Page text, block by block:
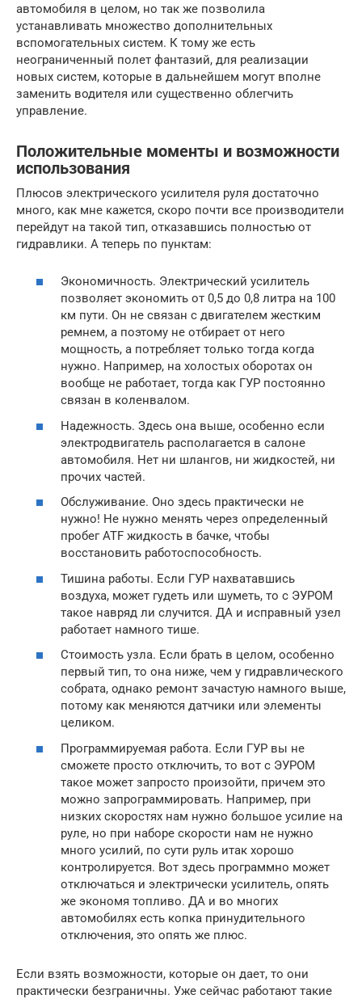
автомобиля в целом, но так же позволила
устанавливать множество дополнительных
вспомогательных систем. К тому же есть
неограниченный полет фантазий, для реализации
новых систем, которые в дальнейшем могут вполне
заменить водителя или существенно облегчить
управление.
Положительные моменты и возможности
использования
Плюсов электрического усилителя руля достаточно
много, как мне кажется, скоро почти все производители
перейдут на такой тип, отказавшись полностью от
гидравлики. А теперь по пунктам:
Экономичность. Электрический усилитель
позволяет экономить от 0,5 до 0,8 литра на 100
км пути. Он не связан с двигателем жестким
ремнем, а поэтому не отбирает от него
мощность, а потребляет только тогда когда
нужно. Например, на холостых оборотах он
вообще не работает, тогда как ГУР постоянно
связан в коленвалом.
Надежность. Здесь она выше, особенно если
электродвигатель располагается в салоне
автомобиля. Нет ни шлангов, ни жидкостей, ни
прочих частей.
Обслуживание. Оно здесь практически не
нужно! Не нужно менять через определенный
пробег ATF жидкость в бачке, чтобы
восстановить работоспособность.
Тишина работы. Если ГУР нахватавшись
воздуха, может гудеть или шуметь, то с ЭУРОМ
такое навряд ли случится. ДА и исправный узел
работает намного тише.
Стоимость узла. Если брать в целом, особенно
первый тип, то она ниже, чем у гидравлического
собрата, однако ремонт зачастую намного выше,
потому как меняются датчики или элементы
целиком.
Программируемая работа. Если ГУР вы не
сможете просто отключить, то вот с ЭУРОМ
такое может запросто произойти, причем это
можно запрограммировать. Например, при
низких скоростях нам нужно большое усилие на
руле, но при наборе скорости нам не нужно
много усилий, по сути руль итак хорошо
контролируется. Вот здесь программно может
отключаться и электрически усилитель, опять
же экономя топливо. ДА и во многих
автомобилях есть копка принудительного
отключения, это опять же плюс.
Если взять возможности, которые он дает, то они
практически безграничны. Уже сейчас работают такие